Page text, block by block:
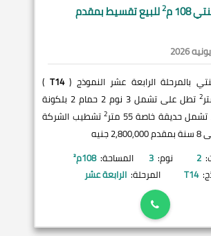
108 م 2للبيع تقسيط بمقدم
بالمرحلة الرابعة عشر النموذج (T14
)
2
تطل على تشمل 3 نوم 2 حمام 2 بلكونة
حديقة خاصة 55 متر
2 تشطيب الشركة
2 نوم: 3 المساحة: 108م²
T14 المرحلة: الرابعة عشر